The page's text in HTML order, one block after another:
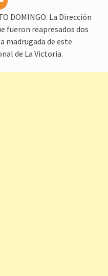
DOMINGO. La Dirección
fueron reapresados dos
madrugada de este
de La Victoria.